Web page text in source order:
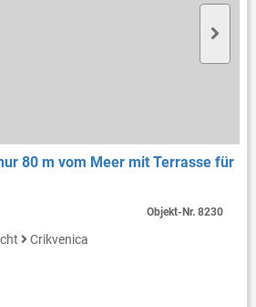
80 m vom Meer mit Terrasse für
Crikvenica
Objekt-Nr.8230